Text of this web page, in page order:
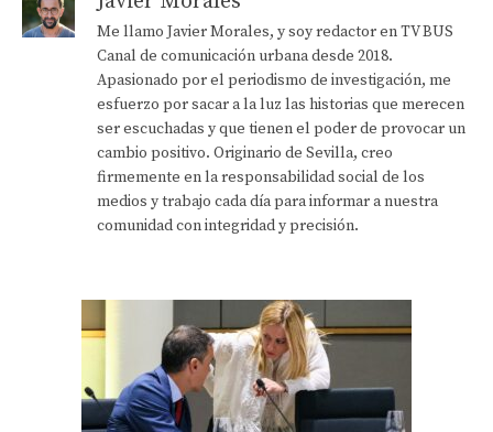
Me llamo Javier Morales, y soy redactor en TV BUS
Canal de comunicación urbana desde 2018.
Apasionado por el periodismo de investigación, me
esfuerzo por sacar a la luz las historias que merecen
ser escuchadas y que tienen el poder de provocar un
cambio positivo. Originario de Sevilla, creo
firmemente en la responsabilidad social de los
medios y trabajo cada día para informar a nuestra
comunidad con integridad y precisión.